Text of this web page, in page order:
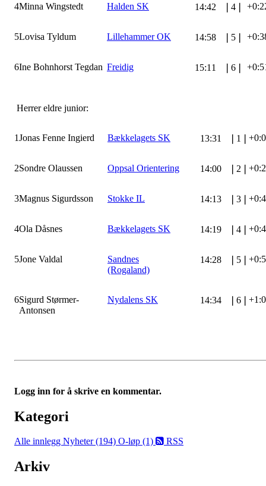
4Minna Wingstedt Halden SK 14:42 4
5Lovisa Tyldum Lillehammer OK 14:58 5
6Ine Bohnhorst Tegdan Freidig 15:11 6
Herrer eldre junior:
1Jonas Fenne Ingierd Bækkelagets SK 13:31 1
2Sondre Olaussen Oppsal Orientering 14:00 2
3Magnus Sigurdsson Stokke IL 14:13 3
4Ola Dåsnes Bækkelagets SK 14:19 4
5Jone Valdal
Sandnes
(Rogaland)
14:28 5
6Sigurd Størmer-
Antonsen
Nydalens SK 14:34 6
Logg inn for å skrive en kommentar.
Kategori
Alle innlegg Nyheter (194) O-løp (1) RSS
Arkiv